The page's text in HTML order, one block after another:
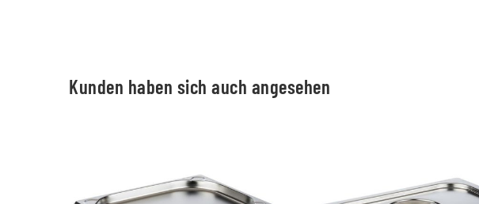
Kunden haben sich auch angesehen